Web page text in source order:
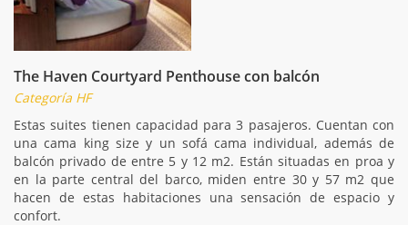
The Haven Courtyard Penthouse con balcón
Categoría HF
Estas suites tienen capacidad para 3 pasajeros. Cuentan con
una cama king size y un sofá cama individual, además de
balcón privado de entre 5 y 12 m2. Están situadas en proa y
en la parte central del barco, miden entre 30 y 57 m2 que
hacen de estas habitaciones una sensación de espacio y
confort.